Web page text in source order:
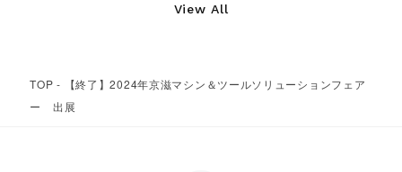
View All
TOP -
【終了】2024年京滋マシン＆ツールソリューションフェア
ー 出展